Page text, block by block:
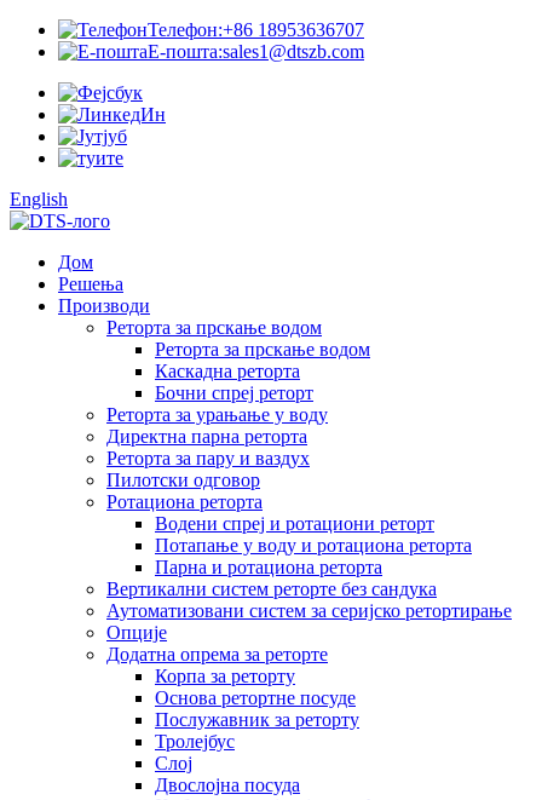
Телефон:+86 18953636707
Е-пошта:sales1@dtszb.com
English
Дом
Решења
Производи
Реторта за прскање водом
Реторта за прскање водом
Каскадна реторта
Бочни спреј реторт
Реторта за урањање у воду
Директна парна реторта
Реторта за пару и ваздух
Пилотски одговор
Ротациона реторта
Водени спреј и ротациони реторт
Потапање у воду и ротациона реторта
Парна и ротациона реторта
Вертикални систем реторте без сандука
Аутоматизовани систем за серијско ретортирање
Опције
Додатна опрема за реторте
Корпа за реторту
Основа ретортне посуде
Послужавник за реторту
Тролејбус
Слој
Двослојна посуда